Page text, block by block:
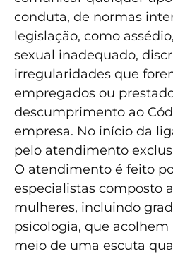
conduta, de normas
legislação, como
sexual inadequado,
irregularidades que
empregados ou
descumprimento ao
empresa. No início da
pelo atendimento
O atendimento é feito
especialistas composto
mulheres, incluindo
psicologia, que
meio de uma escuta